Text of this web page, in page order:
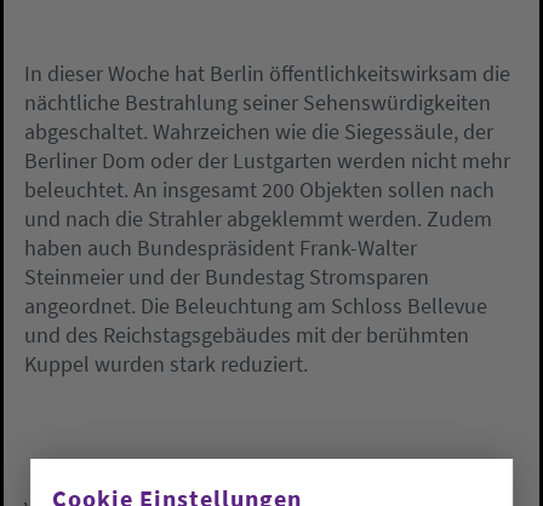
In dieser Woche hat Berlin öffentlichkeitswirksam die
nächtliche Bestrahlung seiner Sehenswürdigkeiten
abgeschaltet. Wahrzeichen wie die Siegessäule, der
Berliner Dom oder der Lustgarten werden nicht mehr
beleuchtet. An insgesamt 200 Objekten sollen nach
und nach die Strahler abgeklemmt werden. Zudem
haben auch Bundespräsident Frank-Walter
Steinmeier und der Bundestag Stromsparen
angeordnet. Die Beleuchtung am Schloss Bellevue
und des Reichstagsgebäudes mit der berühmten
Kuppel wurden stark reduziert.
Cookie Einstellungen